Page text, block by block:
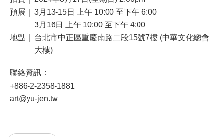
預展｜
3月13-15日 上午 10:00 至下午 6:00
3月16日 上午 10:00 至下午 4:00
地點｜
台北市中正區重慶南路二段15號7樓 (中華文化總會
大樓)
聯絡資訊：
+886-2-2358-1881
art@yu-jen.tw